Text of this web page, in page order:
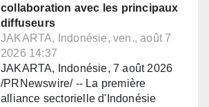
collaboration avec les principaux
diffuseurs
JAKARTA, Indonésie, ven., août 7
2026 14:37
JAKARTA, Indonésie, 7 août 2026
/PRNewswire/ -- La première
alliance sectorielle d'Indonésie